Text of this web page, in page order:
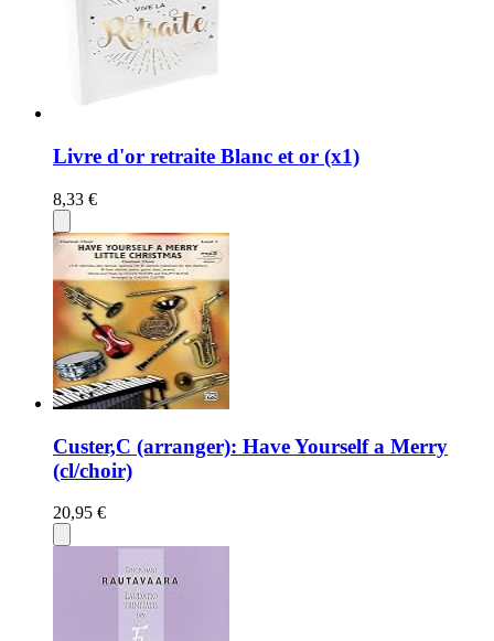
Livre d'or retraite Blanc et or (x1)
8,33 €
Custer,C (arranger): Have Yourself a Merry
(cl/choir)
20,95 €